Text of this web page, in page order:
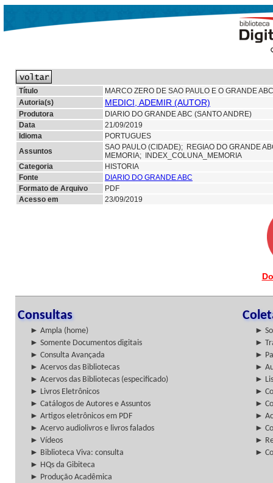
Título
MARCO ZERO DE SAO PAULO E O GRANDE
Autoria(s)
MEDICI, ADEMIR (AUTOR)
Produtora
DIARIO DO GRANDE ABC (SANTO ANDRE)
Data
21/09/2019
Idioma
PORTUGUES
Assuntos
SAO PAULO (CIDADE); REGIAO DO GRANDE
MEMORIA; INDEX_COLUNA_MEMORIA
Categoria
HISTORIA
Fonte
DIARIO DO GRANDE ABC
Formato de Arquivo
PDF
Acesso em
23/09/2019
Consultas
► Ampla (home)
►
► Somente Documentos digitais
►
► Consulta Avançada
►
► Acervos das Bibliotecas
►
► Acervos das Bibliotecas (especificado)
►
► Livros Eletrônicos
►
► Catálogos de Autores e Assuntos
►
► Artigos eletrônicos em PDF
►
► Acervo audiolivros e livros falados
►
► Vídeos
►
► Biblioteca Viva: consulta
►
► HQs da Gibiteca
► Produção Acadêmica